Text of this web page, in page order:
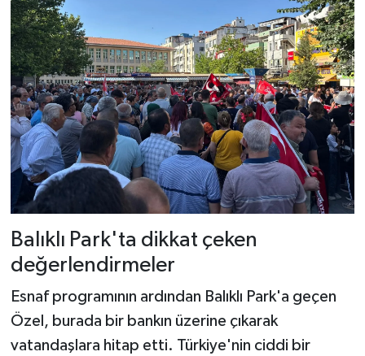
Balıklı Park'ta dikkat çeken
değerlendirmeler
Esnaf programının ardından Balıklı Park'a geçen
Özel, burada bir bankın üzerine çıkarak
vatandaşlara hitap etti. Türkiye'nin ciddi bir